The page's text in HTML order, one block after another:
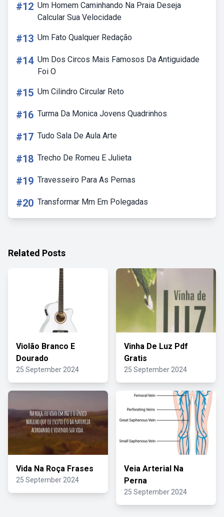
#12 Um Homem Caminhando Na Praia Deseja
Calcular Sua Velocidade
#13 Um Fato Qualquer Redação
#14 Um Dos Circos Mais Famosos Da Antiguidade
Foi O
#15 Um Cilindro Circular Reto
#16 Turma Da Monica Jovens Quadrinhos
#17 Tudo Sala De Aula Arte
#18 Trecho De Romeu E Julieta
#19 Travesseiro Para As Pernas
#20 Transformar Mm Em Polegadas
Related Posts
Violão Branco E
Dourado
25 September 2024
Vinha De Luz Pdf
Gratis
25 September 2024
Vida Na Roça Frases
25 September 2024
Veia Arterial Na
Perna
25 September 2024